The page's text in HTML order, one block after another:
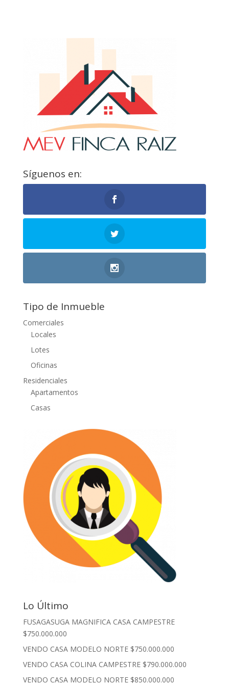
Síguenos en:
Tipo de Inmueble
Comerciales
Locales
Lotes
Oficinas
Residenciales
Apartamentos
Casas
Lo Último
FUSAGASUGA MAGNIFICA CASA CAMPESTRE
$750.000.000
VENDO CASA MODELO NORTE $750.000.000
VENDO CASA COLINA CAMPESTRE $790.000.000
VENDO CASA MODELO NORTE $850.000.000